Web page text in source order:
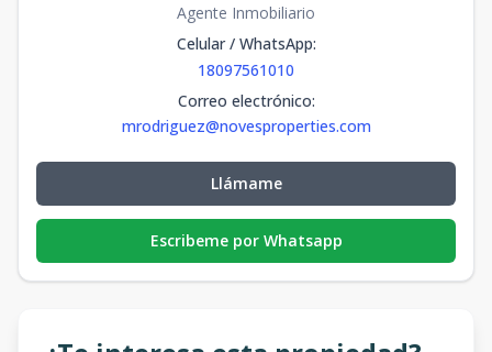
Agente Inmobiliario
Celular / WhatsApp:
18097561010
Correo electrónico:
mrodriguez@novesproperties.com
Llámame
Escribeme por Whatsapp